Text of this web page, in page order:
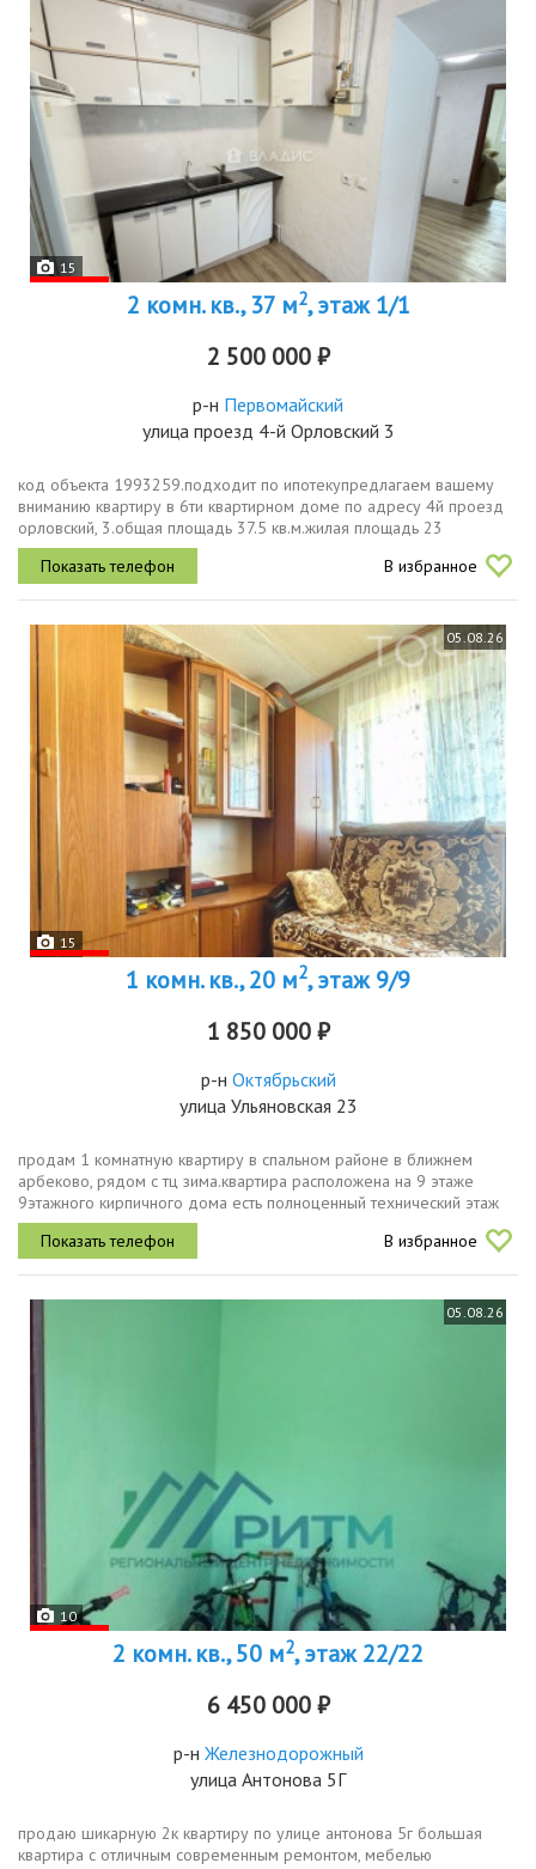
15
2 комн. кв., 37 м2, этаж 1/1
2 500 000 ₽
р-н Первомайский
улица проезд 4-й Орловский 3
код объекта 1993259.подходит по ипотекупредлагаем вашему
вниманию квартиру в 6ти квартирном доме по адресу 4й проезд
орловский, 3.общая площадь 37.5 кв.м.жилая площадь 23
кв.м.площадь кухни 6.5 кв.м.площадь участка 1.4 сотки земли.2025
году сделан...
В избранное
05.08.26
15
1 комн. кв., 20 м2, этаж 9/9
1 850 000 ₽
р-н Октябрьский
улица Ульяновская 23
продам 1 комнатную квартиру в спальном районе в ближнем
арбеково, рядом с тц зима.квартира расположена на 9 этаже
9этажного кирпичного дома есть полноценный технический этаж
адрес ул. ульяновская, д.23. общая площадь 20.9 кв.м без учета
балкона....
В избранное
05.08.26
10
2 комн. кв., 50 м2, этаж 22/22
6 450 000 ₽
р-н Железнодорожный
улица Антонова 5Г
продаю шикарную 2к квартиру по улице антонова 5г большая
квартира с отличным современным ремонтом, мебелью